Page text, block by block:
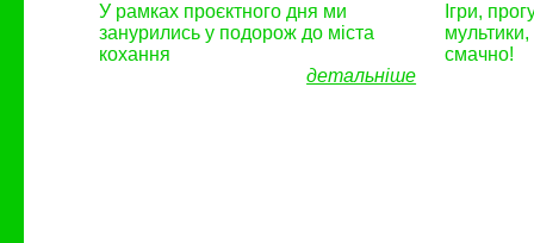
У рамках проєктного дня ми
занурились у подорож до міста
кохання
детальніше
Ігри,
мультики,
смачно!